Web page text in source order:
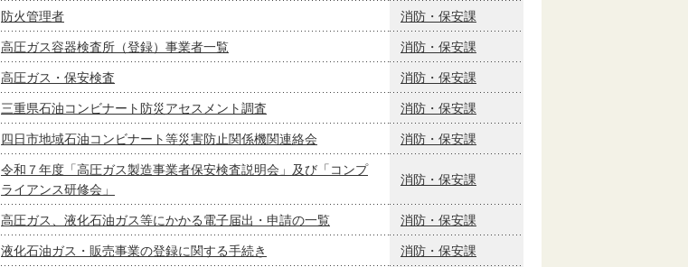
防火管理者 消防・保安課
高圧ガス容器検査所（登録）事業者一覧 消防・保安課
高圧ガス・保安検査 消防・保安課
三重県石油コンビナート防災アセスメント調査 消防・保安課
四日市地域石油コンビナート等災害防止関係機関連絡会 消防・保安課
令和７年度「高圧ガス製造事業者保安検査説明会」及び「コンプ
ライアンス研修会」
消防・保安課
高圧ガス、液化石油ガス等にかかる電子届出・申請の一覧 消防・保安課
液化石油ガス・販売事業の登録に関する手続き 消防・保安課